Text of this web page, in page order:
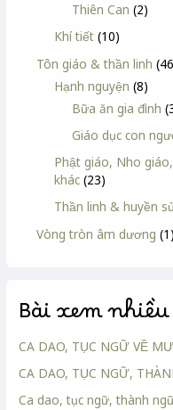
Thiên Can (2)
Khí tiết (10)
Tôn giáo & thần linh
Hạnh nguyện (8)
Bữa ăn gia đình
Giáo dục con
Phật giáo, Nho
khác (23)
Thần linh & huyền
Vòng tròn âm dương (1)
Bài xem nhiều
CA DAO, TỤC NGỮ VỀ
CA DAO, TỤC NGỮ,
Ca dao, tục ngữ, thành